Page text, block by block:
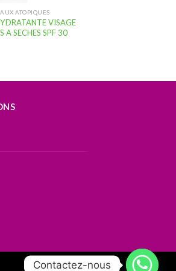
ATOPIQUES
VISAGE
A SECHES SPF 30
Contactez-nous